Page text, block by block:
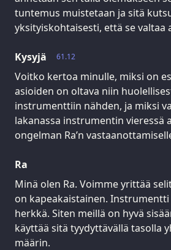
tuntemus muistetaan ja sitä
yksityiskohtaisesti, että se valtaa
61.12
Kysyjä
Voitko kertoa minulle, miksi on
asioiden on oltava niin
instrumenttiin nähden, ja miksi
lakanassa instrumentin vieressä
ongelman Ra’n
Ra
Minä olen Ra. Voimme yrittää
on kapeakaistainen.
herkkä. Siten meillä on hyvä
käyttää sitä tyydyttävällä tasolla
määrin.